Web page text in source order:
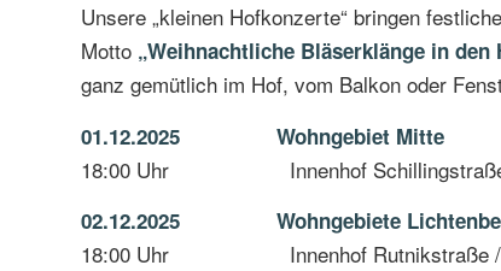
Unsere „kleinen Hofkonzerte“ bringen
Motto „Weihnachtliche Bläserklänge in den
ganz gemütlich im Hof, vom Balkon oder
01.12.2025 Wohngebiet Mitte
18:00 Uhr Innenhof Schillingstraße
02.12.2025 Wohngebiete
18:00 Uhr Innenhof Rutnikstraße /